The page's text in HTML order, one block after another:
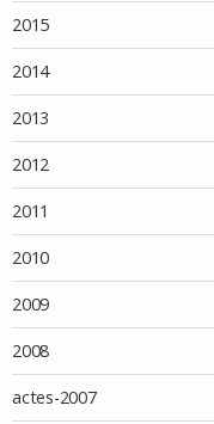
2015
2014
2013
2012
2011
2010
2009
2008
actes-2007